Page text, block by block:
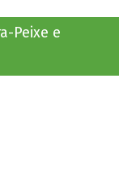
Peixe e